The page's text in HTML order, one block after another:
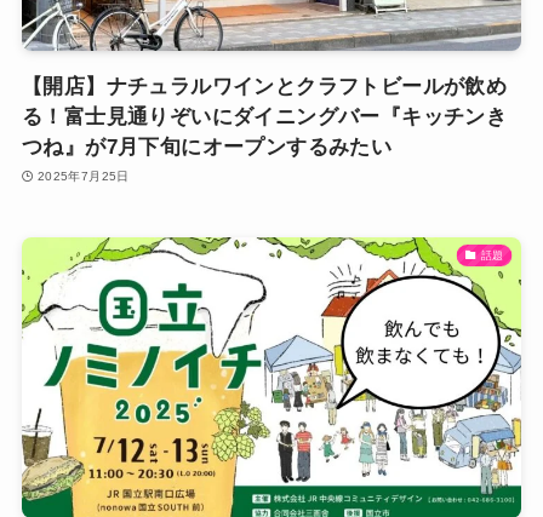
【開店】ナチュラルワインとクラフトビールが飲め
る！富士見通りぞいにダイニングバー『キッチンき
つね』が7月下旬にオープンするみたい
2025年7月25日
話題